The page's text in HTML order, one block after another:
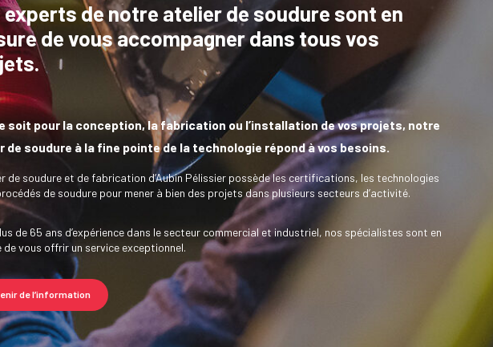
experts de notre atelier de soudure sont en
de vous accompagner dans tous vos
soit pour la conception, la fabrication ou l’installation de vos projets, notre
de soudure à la fine pointe de la technologie répond à vos besoins.
de soudure et de fabrication d’Aubin Pélissier possède les certifications, les technologies
de soudure pour mener à bien des projets dans plusieurs secteurs d’activité.
de 65 ans d’expérience dans le secteur commercial et industriel, nos spécialistes sont en
de vous offrir un service exceptionnel.
de l’information